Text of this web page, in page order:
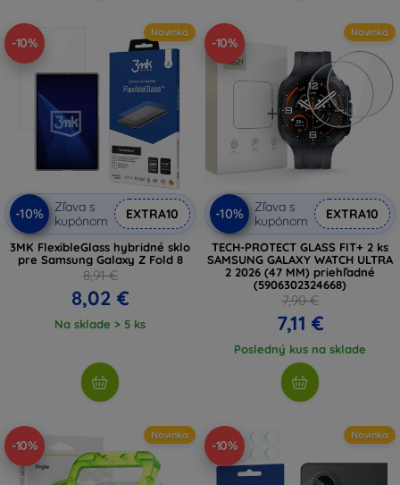
-10%
Novinka
-10%
Zľava s
kupónom
EXTRA10
3MK FlexibleGlass hybridné sklo
pre Samsung Galaxy Z Fold 8
8,91 €
8,02 €
Na sklade > 5 ks
-10%
Novinka
-10%
Zľava s
kupónom
EXTRA10
TECH-PROTECT GLASS FIT+ 2 ks
SAMSUNG GALAXY WATCH ULTRA
2 2026 (47 MM) priehľadné
(5906302324668)
7,90 €
7,11 €
Posledný kus na sklade
-10%
Novinka
-10%
Novinka